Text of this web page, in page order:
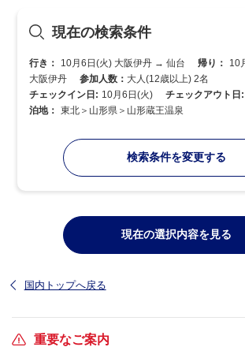
現在の検索条件
行き： 10月6日(火) 大阪伊丹 → 仙台 帰り：
10
大阪伊丹
参加人数： 大人(12歳以上) 2名
チェックイン日: 10月6日(火) チェックアウト日:
泊地： 東北＞山形県＞山形蔵王温泉
検索条件を変更する
現在の選択内容を見る
国内トップへ戻る
重要なご案内